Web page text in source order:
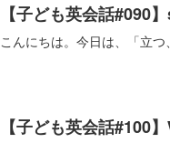
【子ども英会話#090
こんにちは。今日は、「立つ
【子ども英会話#100